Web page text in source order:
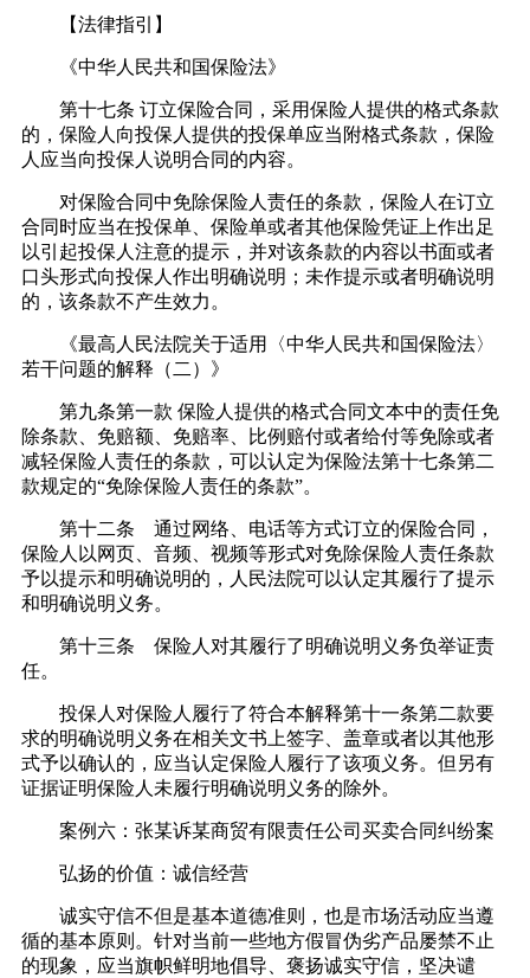
【法律指引】
《中华人民共和国保险法》
第十七条 订立保险合同，采用保险人提供的格式条款
的，保险人向投保人提供的投保单应当附格式条款，保险
人应当向投保人说明合同的内容。
对保险合同中免除保险人责任的条款，保险人在订立
合同时应当在投保单、保险单或者其他保险凭证上作出足
以引起投保人注意的提示，并对该条款的内容以书面或者
口头形式向投保人作出明确说明；未作提示或者明确说明
的，该条款不产生效力。
《最高人民法院关于适用〈中华人民共和国保险法〉
若干问题的解释（二）》
第九条第一款 保险人提供的格式合同文本中的责任免
除条款、免赔额、免赔率、比例赔付或者给付等免除或者
减轻保险人责任的条款，可以认定为保险法第十七条第二
款规定的“免除保险人责任的条款”。
第十二条 通过网络、电话等方式订立的保险合同，
保险人以网页、音频、视频等形式对免除保险人责任条款
予以提示和明确说明的，人民法院可以认定其履行了提示
和明确说明义务。
第十三条 保险人对其履行了明确说明义务负举证责
任。
投保人对保险人履行了符合本解释第十一条第二款要
求的明确说明义务在相关文书上签字、盖章或者以其他形
式予以确认的，应当认定保险人履行了该项义务。但另有
证据证明保险人未履行明确说明义务的除外。
案例六：张某诉某商贸有限责任公司买卖合同纠纷案
弘扬的价值：诚信经营
诚实守信不但是基本道德准则，也是市场活动应当遵
循的基本原则。针对当前一些地方假冒伪劣产品屡禁不止
的现象，应当旗帜鲜明地倡导、褒扬诚实守信，坚决谴